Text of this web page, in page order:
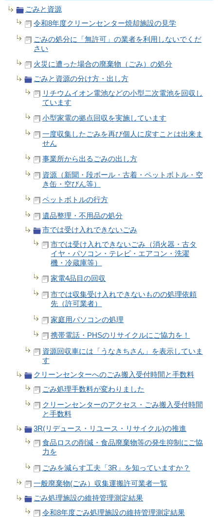
ごみと資源
令和8年度クリーンセンター焼却施設の見学
ごみの処分に「無許可」の業者を利用しないでくだ
さい
火災に遭った場合の廃棄物（ごみ）の処分
ごみと資源の分け方・出し方
リチウムイオン電池などの小型二次電池を回収し
ています
小型家電の拠点回収を実施しています
一度収集したごみを再び個人に戻すことは出来ま
せん
事業所から出るごみの出し方
資源（新聞・段ボール・古着・ペットボトル・空
き缶・空びん等）
ペットボトルの行方
遺品整理・不用品の処分
市では受け入れできないごみ
市では受け入れできないごみ（消火器・古タ
イヤ・パソコン・テレビ・エアコン・洗濯
機・冷蔵庫等）
家電4品目の回収
市では収集受け入れできないものの処理依頼
先（許可業者）
家庭用パソコンの処理
携帯電話・PHSのリサイクルにご協力を！
資源回収車には「うなきちさん」を表示していま
す
クリーンセンターへのごみ搬入受付時間と手数料
ごみ処理手数料が変わりました
クリーンセンターのアクセス・ごみ搬入受付時間
と手数料
3R(リデュース・リユース・リサイクル)の推進
食品ロスの削減・食品廃棄物等の発生抑制にご協
力を
ごみを減らす工夫「3R」を知っていますか？
一般廃棄物(ごみ）収集運搬許可業者一覧
ごみ処理施設の維持管理測定結果
令和8年度ごみ処理施設の維持管理測定結果